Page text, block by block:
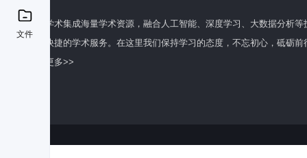
文件
百度学术集成海量学术资源，融合人工智能、深度学习、大数据分析
全面快捷的学术服务。在这里我们保持学习的态度，不忘初心，砥砺前
了解更多>>